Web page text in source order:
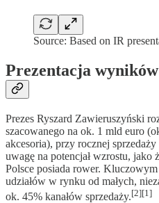
Source: Based on IR
Prezentacja wyników
Prezes Ryszard Zawieruszyński
szacowanego na ok. 1 mld euro
akcesoria), przy rocznej
uwagę na potencjał wzrostu, jako
Polsce posiada rower.
udziałów w rynku od małych,
ok. 45% kanałów sprzedaży.[2][1]